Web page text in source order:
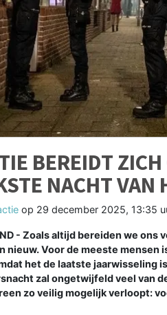
BEREIDT
NACHT VAN
op 29 december 2025, 13:35
- Zoals altijd bereiden we
nieuw. Voor de meeste
het de laatste jaarwisseling
zal ongetwijfeld veel van
zo veilig mogelijk verloopt: